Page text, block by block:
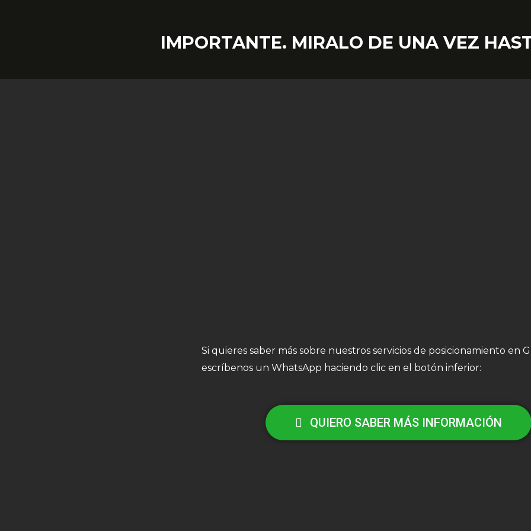
IMPORTANTE. MIRALO DE UNA VEZ
Si quieres saber más sobre nuestros servicios de posicionamiento en
escríbenos un WhatsApp haciendo clic en el botón inferior:
QUIERO SABER MÁS INFORMACIÓN